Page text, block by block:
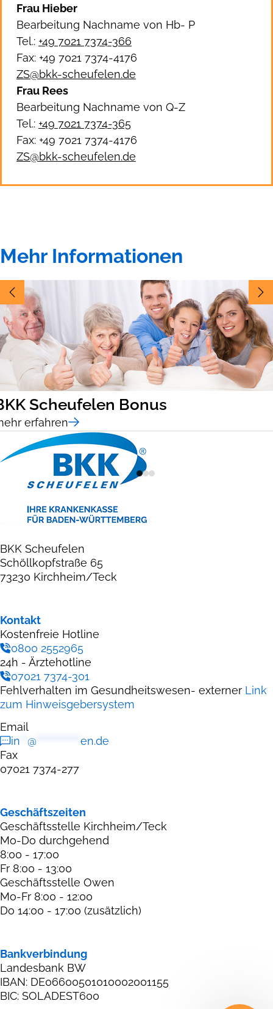
Frau Hieber
Bearbeitung Nachname von Hb- P
Tel.: +49 7021 7374-366
Fax: +49 7021 7374-4176
ZS@bkk-scheufelen.de
Frau Rees
Bearbeitung Nachname von Q-Z
Tel.: +49 7021 7374-365
Fax: +49 7021 7374-4176
ZS@bkk-scheufelen.de
Mehr Informationen
Scheufelen Bonus
erfahren
123
BKK Scheufelen
Schöllkopfstraße 65
73230 Kirchheim/Teck
Kontakt
Kostenfreie Hotline
0800 2552965
24h - Ärztehotline
07021 7374-301
Fehlverhalten im Gesundheitswesen- externer Link
zum Hinweisgebersystem
Email
in
@
en.de
Fax
07021 7374-277
Geschäftszeiten
Geschäftsstelle Kirchheim/Teck
Mo-Do durchgehend
8:00 - 17:00
Fr 8:00 - 13:00
Geschäftsstelle Owen
Mo-Fr 8:00 - 12:00
Do 14:00 - 17:00 (zusätzlich)
Bankverbindung
Landesbank BW
IBAN: DE06600501010002001155
BIC: SOLADEST600